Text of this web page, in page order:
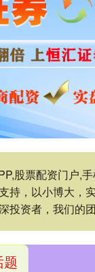
股票配资门户,
持，以小博大，
投资者，我们的